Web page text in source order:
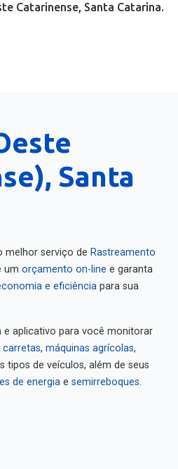
Catarinense, Santa Catarina.
Santa
melhor serviço de Rastreamento
um orçamento on-line e garanta
e eficiência para sua
aplicativo para você monitorar
carretas, máquinas agrícolas,
tipos de veículos, além de seus
de energia e semirreboques.